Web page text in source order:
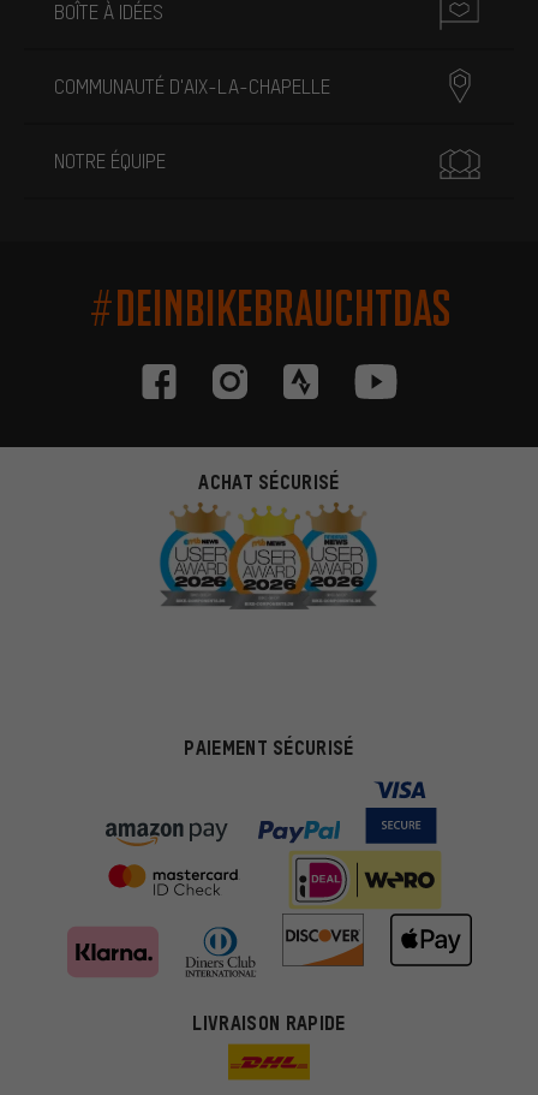
BOÎTE À IDÉES
COMMUNAUTÉ D'AIX-LA-CHAPELLE
NOTRE ÉQUIPE
#DEINBIKEBRAUCHTDAS
ACHAT SÉCURISÉ
PAIEMENT SÉCURISÉ
LIVRAISON RAPIDE
Des offres plus adaptées
pertinentes. Les cookies de marketing nous aident à identifier tes
intérêts et à te présenter des offres et des conseils sur mesure.